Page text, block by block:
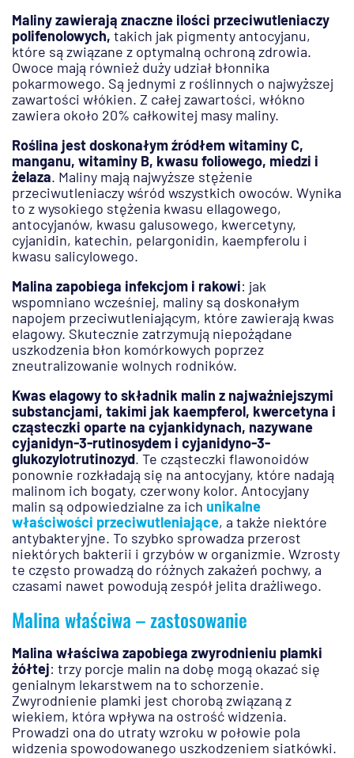
Maliny zawierają znaczne ilości przeciwutleniaczy
polifenolowych, takich jak pigmenty antocyjanu,
które są związane z optymalną ochroną zdrowia.
Owoce mają również duży udział błonnika
pokarmowego. Są jednymi z roślinnych o najwyższej
zawartości włókien. Z całej zawartości, włókno
zawiera około 20% całkowitej masy maliny.
Roślina jest doskonałym źródłem witaminy C,
manganu, witaminy B, kwasu foliowego, miedzi i
żelaza. Maliny mają najwyższe stężenie
przeciwutleniaczy wśród wszystkich owoców. Wynika
to z wysokiego stężenia kwasu ellagowego,
antocyjanów, kwasu galusowego, kwercetyny,
cyjanidin, katechin, pelargonidin, kaempferolu i
kwasu salicylowego.
Malina zapobiega infekcjom i rakowi: jak
wspomniano wcześniej, maliny są doskonałym
napojem przeciwutleniającym, które zawierają kwas
elagowy. Skutecznie zatrzymują niepożądane
uszkodzenia błon komórkowych poprzez
zneutralizowanie wolnych rodników.
Kwas elagowy to składnik malin z najważniejszymi
substancjami, takimi jak kaempferol, kwercetyna i
cząsteczki oparte na cyjankidynach, nazywane
cyjanidyn-3-rutinosydem i cyjanidyno-3-
glukozylotrutinozyd. Te cząsteczki flawonoidów
ponownie rozkładają się na antocyjany, które nadają
malinom ich bogaty, czerwony kolor. Antocyjany
malin są odpowiedzialne za ich unikalne
właściwości przeciwutleniające, a także niektóre
antybakteryjne. To szybko sprowadza przerost
niektórych bakterii i grzybów w organizmie. Wzrosty
te często prowadzą do różnych zakażeń pochwy, a
czasami nawet powodują zespół jelita drażliwego.
Malina właściwa – zastosowanie
Malina właściwa zapobiega zwyrodnieniu plamki
żółtej: trzy porcje malin na dobę mogą okazać się
genialnym lekarstwem na to schorzenie.
Zwyrodnienie plamki jest chorobą związaną z
wiekiem, która wpływa na ostrość widzenia.
Prowadzi ona do utraty wzroku w połowie pola
widzenia spowodowanego uszkodzeniem siatkówki.